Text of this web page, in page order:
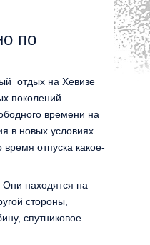
по
отдых на Хевизе
поколений –
времени на
в новых условиях
отпуска какое-
находятся на
стороны,
спутниковое